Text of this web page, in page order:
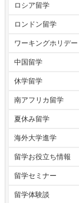
ロシア留学
ロンドン留学
ワーキングホリデー
中国留学
休学留学
南アフリカ留学
夏休み留学
海外大学進学
留学お役立ち情報
留学セミナー
留学体験談